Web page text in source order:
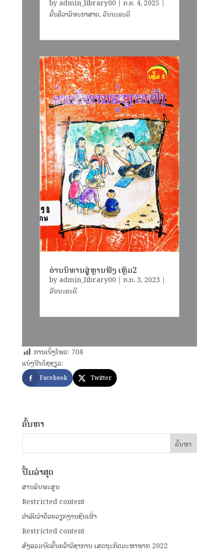
by admin_library00| ກ.ຍ. 4, 2025 |
ຄົ້ນຄ້ວາວິທະຍາສາດ,ວັນນະຄະດີ
ອ່ານນິທານສູ່ຫຼານຟັງ ເຫຼັມ2
by admin_library00| ​ກ.ກ. 3, 2023|
ວັນນະຄະດີ
ການເບິ່ງໂພດ: 708
ແບ່ງປັນໂຊຊຽວ:
Facebook Twitter
ຄົ້ນຫາ
ປື້ມລ່າສຸດ
ສານລຶບພະສູນ
Restricted content
ດໍາລັດວ່າດ້ວຍວຽກງານຊົນເຜົ່າ
Restricted content
ສັງລວມບົດຄົ້ນຄວ້າວິຊາການ ເສດຖະກິດມະຫາພາກ 2022